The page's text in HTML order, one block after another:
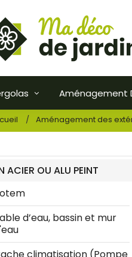
Aménagement
Aménagement des
ACIER OU ALU PEINT
d’eau, bassin et mur